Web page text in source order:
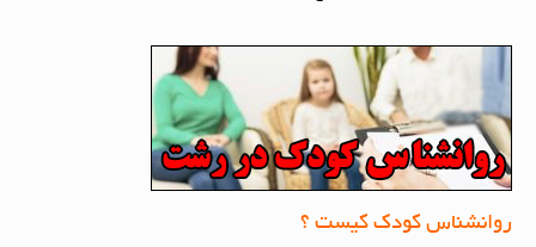
روانشناس کودک کیست ؟